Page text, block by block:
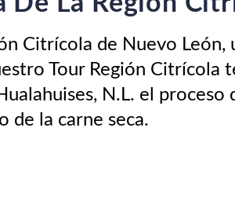
Citrícola de Nuevo
Tour Región Citrícola
N.L. el
de la carne seca.